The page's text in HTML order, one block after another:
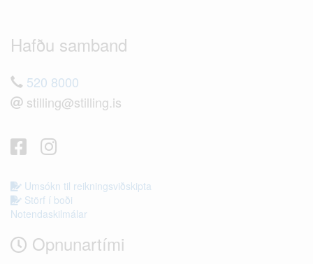
Hafðu samband
520 8000
stilling@stilling.is
Umsókn til reikningsviðskipta
Störf í boði
Notendaskilmálar
Opnunartími